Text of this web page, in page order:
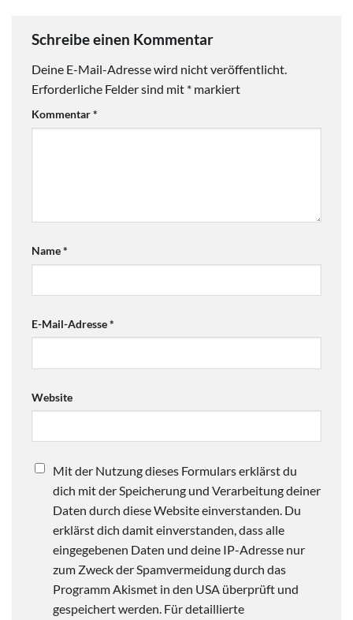
Schreibe einen Kommentar
Deine E-Mail-Adresse wird nicht veröffentlicht.
Erforderliche Felder sind mit * markiert
Kommentar*
Name*
E-Mail-Adresse*
Website
Mit der Nutzung dieses Formulars erklärst du
dich mit der Speicherung und Verarbeitung deiner
Daten durch diese Website einverstanden. Du
erklärst dich damit einverstanden, dass alle
eingegebenen Daten und deine IP-Adresse nur
zum Zweck der Spamvermeidung durch das
Programm Akismet in den USA überprüft und
gespeichert werden. Für detaillierte